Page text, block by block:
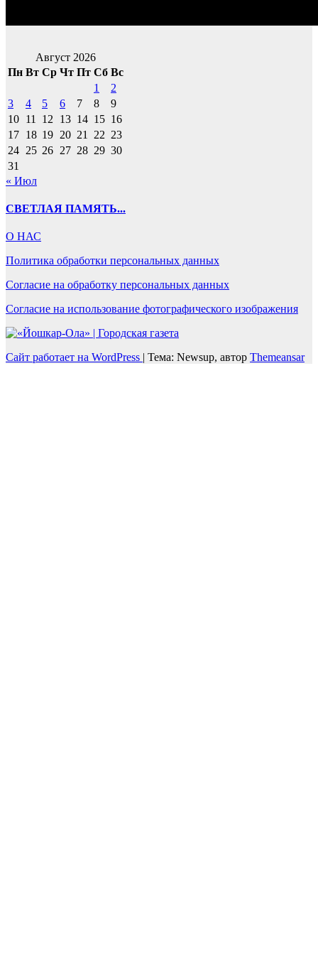
Август 2026
Пн Вт Ср Чт Пт Сб Вс
1
2
3
4 5 6 7 8
9
10 11 12 13 14 15 16
17 18 19 20 21 22 23
24 25 26 27 28 29 30
31
« Июл
СВЕТЛАЯ ПАМЯТЬ...
О НАС
Политика обработки персональных данных
Согласие на обработку персональных данных
Согласие на использование фотографического изображения
Сайт работает на WordPress | Тема: Newsup, автор Themeansar